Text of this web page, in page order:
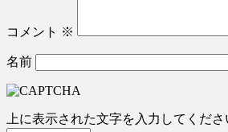
コメント ※
名前
上に表示された文字を入力してくださ